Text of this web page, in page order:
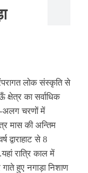
लोक संस्कृति से
क्षेत्र का सर्वाधिक
अलग चरणों में
मास की अन्तिम
द्वाराहाट से 8
रात्रि काल में
हुए नगाड़ा निशाण